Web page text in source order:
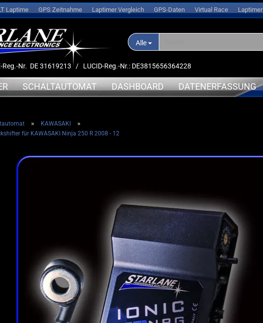
Laptime GPS Zeitnahme Laptimer Vergleich GPS-Daten Virtual Race
Alle
Reg.-Nr. DE 31619213 / LUCID-Reg.-Nr.: DE3815656364228
➤ Datenlogger
➤ Sensoren
➤ Deutsche Anleitung
➤ Akkus
➤ Service
➤ Deutsche
SCHALTAUTOMAT DASHBOARD DATENERFASSUNG
DUCATI
SUZUKI
» KAWASAKI »
für KAWASAKI Ninja 250 R 2008 - 12